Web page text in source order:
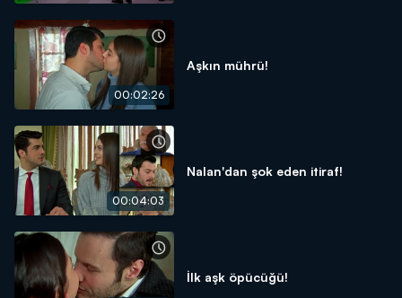
00:02:26
Aşkın mührü!
00:04:03
Nalan'dan şok eden itiraf!
İlk aşk öpücüğü!